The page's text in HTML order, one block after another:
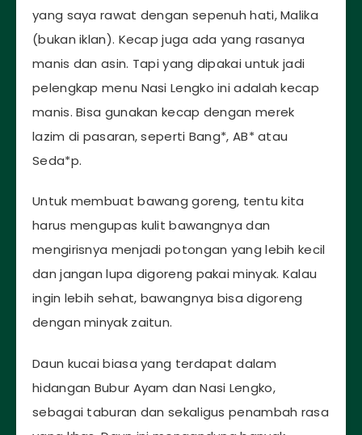
yang saya rawat dengan sepenuh hati, Malika
(bukan iklan). Kecap juga ada yang rasanya
manis dan asin. Tapi yang dipakai untuk jadi
pelengkap menu Nasi Lengko ini adalah kecap
manis. Bisa gunakan kecap dengan merek
lazim di pasaran, seperti Bang*, AB* atau
Seda*p.
Untuk membuat bawang goreng, tentu kita
harus mengupas kulit bawangnya dan
mengirisnya menjadi potongan yang lebih kecil
dan jangan lupa digoreng pakai minyak. Kalau
ingin lebih sehat, bawangnya bisa digoreng
dengan minyak zaitun.
Daun kucai biasa yang terdapat dalam
hidangan Bubur Ayam dan Nasi Lengko,
sebagai taburan dan sekaligus penambah rasa